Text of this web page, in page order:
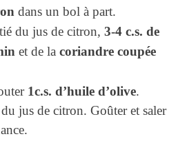
dans un bol à part.
du jus de citron, 3-4 c.s. de
et de la coriandre coupée
1c.s. d’huile d’olive.
jus de citron. Goûter et saler